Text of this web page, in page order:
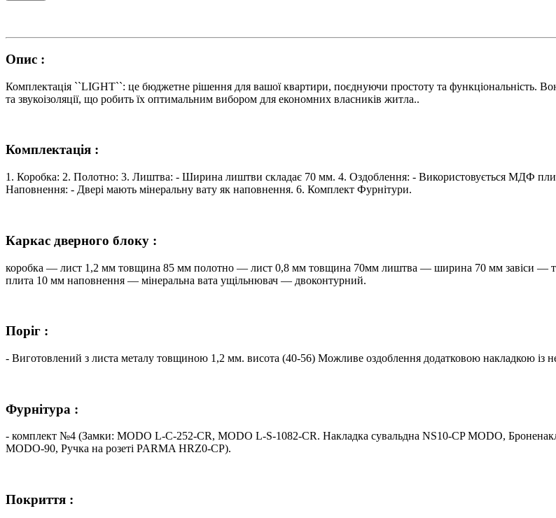
Опис :
Комплектація ``LIGHT``: це бюджетне рішення для вашої квартири, поєднуючи простоту та функціональність.
та звукоізоляції, що робить їх оптимальним вибором для економних власників житла..
Комплектація :
1. Коробка: 2. Полотно: 3. Лиштва: - Ширина лиштви складає 70 мм. 4. Оздоблення: - Використовується МДФ
Наповнення: - Двері мають мінеральну вату як наповнення. 6. Комплект Фурнітури.
Каркас дверного блоку :
коробка — лист 1,2 мм товщина 85 мм полотно — лист 0,8 мм товщина 70мм лиштва — ширина 70 мм завіси —
плита 10 мм наповнення — мінеральна вата ущільнювач — двоконтурний.
Поріг :
- Виготовлений з листа металу товщиною 1,2 мм. висота (40-56) Можливе оздоблення додатковою накладкою із
Фурнітура :
- комплект №4 (Замки: MODO L-C-252-CR, MODO L-S-1082-CR. Накладка сувальдна NS10-CP MODO,
MODO-90, Ручка на розеті PARMA HRZ0-CP).
Покриття :